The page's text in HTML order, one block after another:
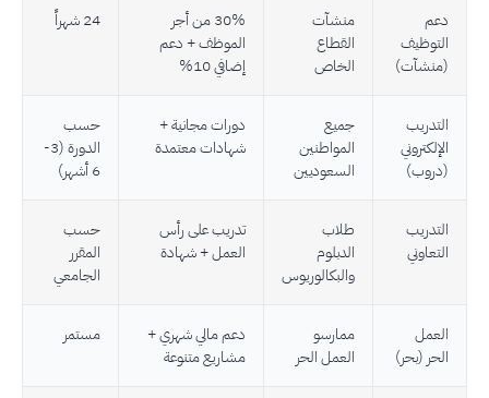
دعم
التوظيف
(منشآت)
منشآت
القطاع
الخاص
30% من أجر
الموظف + دعم
إضافي 10%
24 شهراً
التدريب
الإلكتروني
(دروب)
جميع
المواطنين
السعوديين
دورات مجانية +
شهادات معتمدة
حسب
الدورة (3-
6 أشهر)
التدريب
التعاوني
طلاب
الدبلوم
والبكالوريوس
تدريب على رأس
العمل + شهادة
حسب
المقرر
الجامعي
العمل
الحر (بحر)
ممارسو
العمل الحر
دعم مالي شهري +
مشاريع متنوعة
مستمر